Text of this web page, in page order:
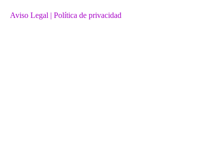
Aviso Legal | Política de privacidad